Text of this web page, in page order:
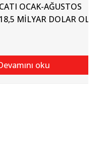
OCAK-AĞUSTOS
MİLYAR DOLAR OLDU
oku